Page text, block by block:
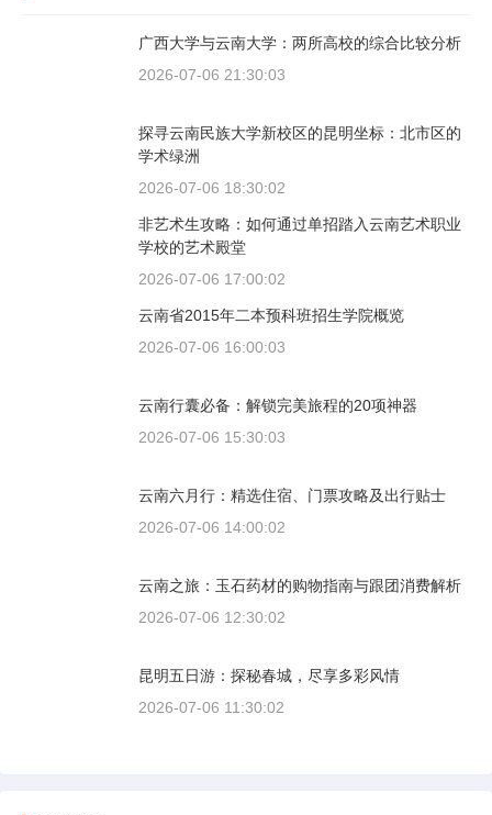
广西大学与云南大学：两所高校的综合比较分析
2026-07-06 21:30:03
探寻云南民族大学新校区的昆明坐标：北市区的
学术绿洲
2026-07-06 18:30:02
非艺术生攻略：如何通过单招踏入云南艺术职业
学校的艺术殿堂
2026-07-06 17:00:02
云南省2015年二本预科班招生学院概览
2026-07-06 16:00:03
云南行囊必备：解锁完美旅程的20项神器
2026-07-06 15:30:03
云南六月行：精选住宿、门票攻略及出行贴士
2026-07-06 14:00:02
云南之旅：玉石药材的购物指南与跟团消费解析
2026-07-06 12:30:02
昆明五日游：探秘春城，尽享多彩风情
2026-07-06 11:30:02